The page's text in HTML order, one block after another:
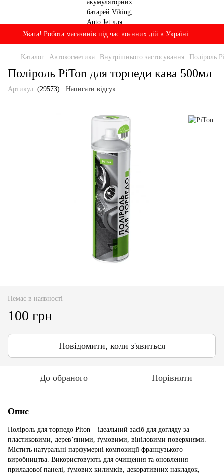
Увага! Робота магазинів під час воєнних дій в Україні
Каталог Автокосметика Внутрішнього застосування Поліроль
Поліроль PiTon для торпеди кава 500мл
Артикул: (29573) Написати відгук
Немає в наявності
100 грн
Повідомити, коли з'явиться
До обраного Порівняти
Опис
Поліроль для торпедо Piton – ідеальний засіб для догляду за
пластиковими, дерев’яними, ґумовими, вініловими поверхнями.
Містить натуральні парфумерні композиції французького
виробництва. Використовують для очищення та оновлення
приладової панелі, ґумових килимків, декоративних накладок,